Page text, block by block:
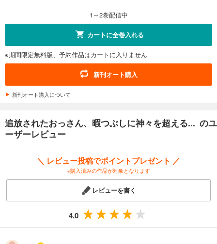
1～2巻配信中
カートに全巻入れる
※期間限定無料版、予約作品はカートに入りません
新刊オート購入
新刊オート購入について
追放されたおっさん、暇つぶしに神々を超える... のユ
ーザーレビュー
＼ レビュー投稿でポイントプレゼント ／
※購入済みの作品が対象となります
レビューを書く
4.0